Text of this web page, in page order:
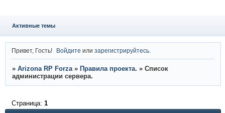
Активные темы
Привет, Гость! Войдите илизарегистрируйтесь
» Arizona RP Forza » Правила проекта. » Список
администрации сервера.
Страница: 1